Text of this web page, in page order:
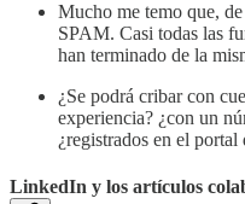
Mucho me temo que,
SPAM. Casi todas las
han terminado de la
¿Se podrá cribar con
experiencia? ¿con un
¿registrados en el
LinkedIn y los artículos